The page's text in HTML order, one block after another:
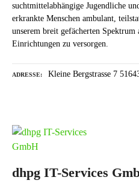
suchtmittelabhängige Jugendliche
erkrankte Menschen ambulant,
unserem breit gefächerten Spektrum
Einrichtungen zu versorgen.
ADRESSE Kleine Bergstrasse 7
dhpg IT-Services